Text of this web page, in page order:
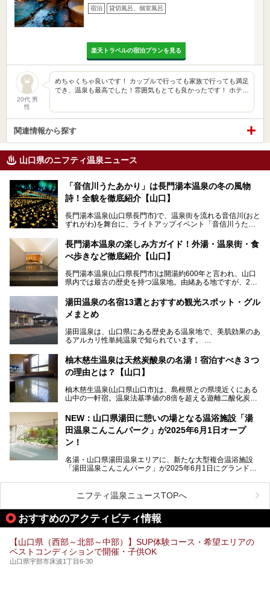
宿泊 貸切風呂、個室風呂
楽天トラベルの宿泊プランを見る
20代 男
性
めちゃくちゃ良いです！ カップルで行っても家族で行っても満足
でき、温泉も最高でした！雰囲気もとても良かったです！ ホテ…
関連情報から探す
山口県のニフティ温泉ニュース
「音信川うたあかり」は長門湯本温泉の冬の風物
詩！全貌を徹底紹介【山口】
長門湯本温泉(山口県長門市)で、温泉街を流れる音信川(おと
ずれがわ)を舞台に、ライトアップイベント「音信川うたあ
～3月3日(日)。詩のナレーションや音楽に合わせた幻想的な
光の演出や、地元児童生徒が製作した作品などを設置。温泉
街を一段と輝かせてくれます。
今回は筆者自ら「音信川うたあかり2024」を体験し、その
全貌を徹底紹介。また同時期に開催されている「湯道展in長
長門湯本温泉の楽しみ方ガイド！外湯・温泉街・食
べ歩きなど徹底紹介【山口】
長門湯本温泉(山口県長門市)は開湯約600年と言われ、山口
県内では最古の歴史を持つ温泉地。由緒ある地ですが、202
生まれ変わりました。
今回は、外湯(日帰り入浴施設)である「恩湯」をはじめ、温
紹介。また、アクセスの注意点も併せてご紹介します！
湯田温泉の名宿13選とおすすめ観光スポット・グル
メまとめ
湯田温泉は、山口県にある歴史ある温泉地で、美肌効果のあ
るアルカリ性単純温泉で知られています。
湯田温泉では、瑠璃光寺五重塔などの観光スポット、「そば
寿司」などのグルメスポット、なかには「女将劇場」なんて
一風変わった催しを実施している旅館もあり、観光を満喫で
この記事では、湯田温泉の魅力を味わえる宿泊施設や日帰り
ス方法も紹介します！
柚木慈生温泉は天然炭酸泉の名湯！宿泊すべき３つ
の理由とは？【山口】
柚木慈生温泉(山口県山口市)は、島根県との県境近くにある
山中の一軒宿。温泉法基準値の8倍を超える遊離二酸化炭素
親しまれています。
日帰り入浴も可能ですが、その真価を存分に満喫するならば
宿泊がベスト。今回は、知られざるその理由を詳細解説。温
泉ファンなら一度は行ってみたい炭酸泉の名湯を、存分にご
紹介します！
NEW：山口県湯田に憩いの場となる温浴施設「湯
田温泉こんこんパーク」が2025年6月1日オープ
ン！
名湯・山口県湯田温泉エリアに、新たな大型複合温浴施設
「湯田温泉こんこんパーク」が2025年6月1日にグランドオ
総工費はなんと約42億円。温泉だけでなく、交流できる施
設として整備され、まさに“温泉のテーマパーク”のようなス
ポットです。今回は、その魅力を3つの注目ポイントに分け
てご紹介します。
ニフティ温泉ニュースTOPへ
おすすめのアクティビティ情報
【山口県（西部～北部～中部）】SUP体験コース・希望エリアの
ベストコンディションで開催・子供OK
山口県宇部市床波1丁目6-30